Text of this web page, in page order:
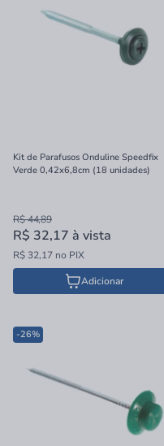
Kit de Parafusos Onduline Speedfix
Verde 0,42x6,8cm (18 unidades)
R$ 44,89
R$ 32,17 à vista
R$ 32,17 no PIX
Adicionar
-26%